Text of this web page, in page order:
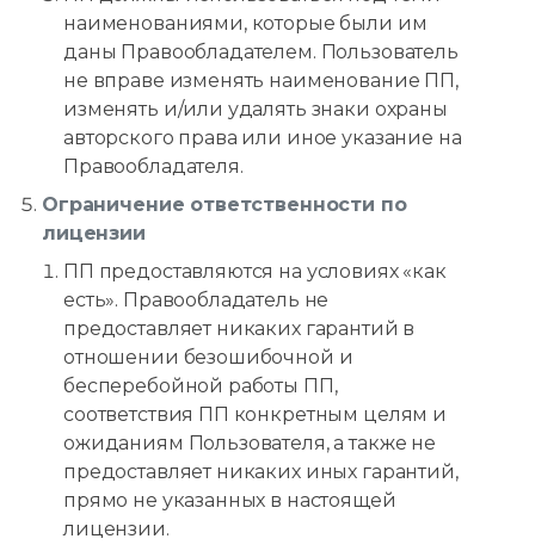
наименованиями, которые были им
даны Правообладателем. Пользователь
не вправе изменять наименование ПП,
изменять и/или удалять знаки охраны
авторского права или иное указание на
Правообладателя.
Ограничение ответственности по
лицензии
ПП предоставляются на условиях «как
есть». Правообладатель не
предоставляет никаких гарантий в
отношении безошибочной и
бесперебойной работы ПП,
соответствия ПП конкретным целям и
ожиданиям Пользователя, а также не
предоставляет никаких иных гарантий,
прямо не указанных в настоящей
лицензии.